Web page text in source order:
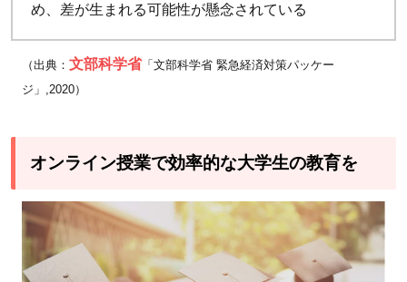
め、差が生まれる可能性が懸念されている
（出典： 文部科学省「文部科学省 緊急経済対策パッケー
ジ」,2020）
オンライン授業で効率的な大学生の教育を